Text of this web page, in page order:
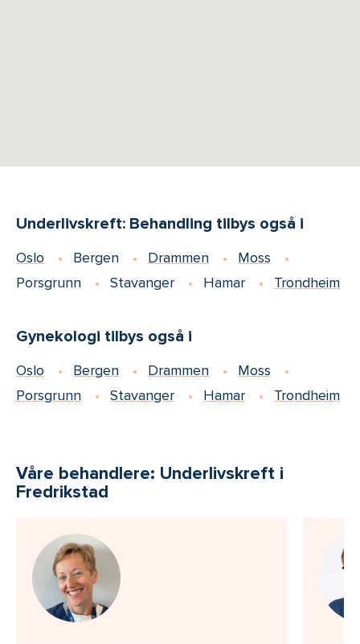
Underlivskreft: Behandling tilbys også i
Oslo Bergen Drammen
Moss
Porsgrunn
Stavanger Hamar Trondheim
Gynekologi tilbys også i
Oslo Bergen Drammen
Moss
Porsgrunn
Stavanger Hamar Trondheim
Våre behandlere: Underlivskreft i
Fredrikstad